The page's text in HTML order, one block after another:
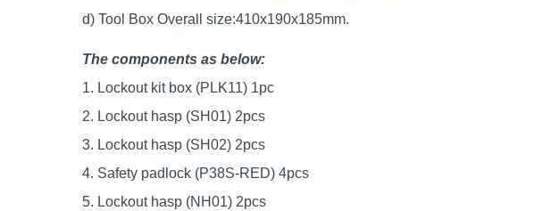
d) Tool Box Overall size:410x190x185mm.
The components as below:
1. Lockout kit box (PLK11) 1pc
2. Lockout hasp (SH01) 2pcs
3. Lockout hasp (SH02) 2pcs
4. Safety padlock (P38S-RED) 4pcs
5. Lockout hasp (NH01) 2pcs